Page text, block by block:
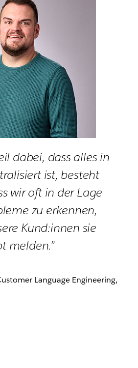
dabei, dass alles in
ist, besteht
wir oft in der Lage
zu erkennen,
Kund:innen sie
melden.”
Language Engineering,